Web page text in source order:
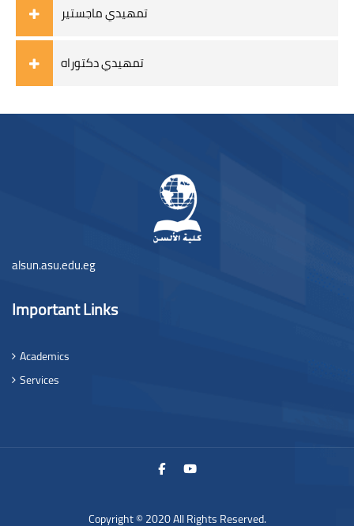
تمهيدي ماجستير
تمهيدي دكتوراه
ブロック
alsun.asu.edu.eg
Important Links
Academics
Services
Copyright © 2020 All Rights Reserved.